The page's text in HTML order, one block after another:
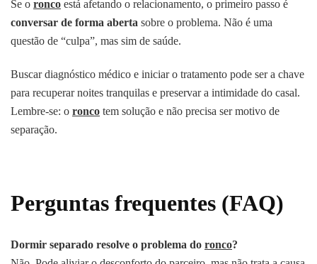
Se o ronco está afetando o relacionamento, o primeiro passo é
conversar de forma aberta sobre o problema. Não é uma
questão de “culpa”, mas sim de saúde.
Buscar diagnóstico médico e iniciar o tratamento pode ser a chave
para recuperar noites tranquilas e preservar a intimidade do casal.
Lembre-se: o ronco tem solução e não precisa ser motivo de
separação.
Perguntas frequentes (FAQ)
Dormir separado resolve o problema do ronco?